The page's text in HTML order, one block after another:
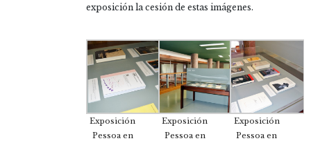
exposición la cesión de estas imágenes.
Exposición
Pessoa en
Exposición
Pessoa en
Exposición
Pessoa en